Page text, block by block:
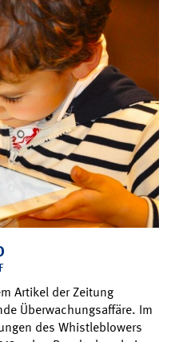
Artikel der Zeitung
Überwachungsaffäre. Im
des Whistleblowers